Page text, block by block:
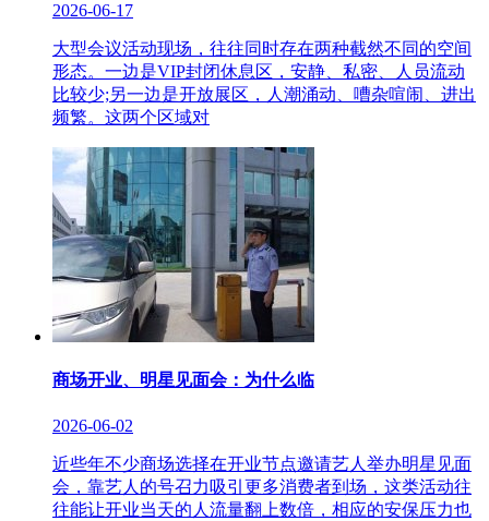
2026-06-17
大型会议活动现场，往往同时存在两种截然不同的空间
形态。一边是VIP封闭休息区，安静、私密、人员流动
比较少;另一边是开放展区，人潮涌动、嘈杂喧闹、进出
频繁。这两个区域对
商场开业、明星见面会：为什么临
2026-06-02
近些年不少商场选择在开业节点邀请艺人举办明星见面
会，靠艺人的号召力吸引更多消费者到场，这类活动往
往能让开业当天的人流量翻上数倍，相应的安保压力也